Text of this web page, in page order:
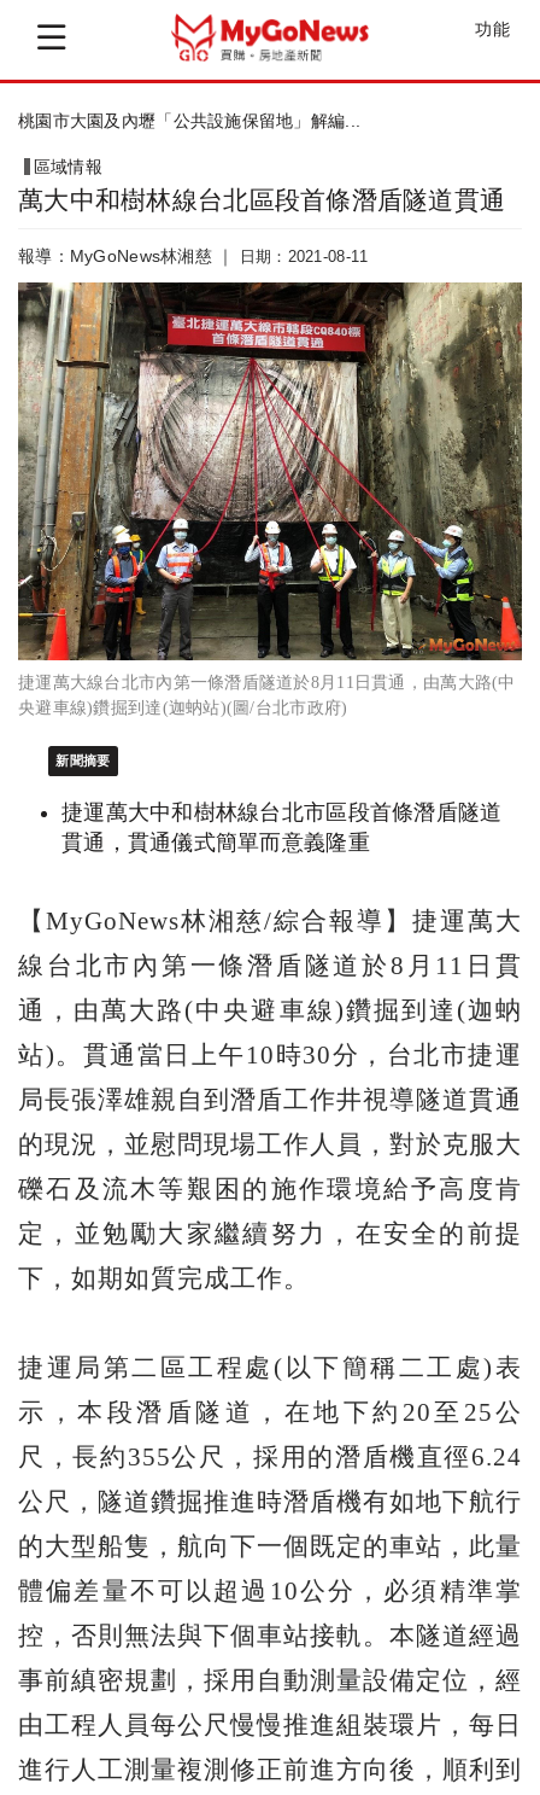
功能
北市勞安獎 社宅共5案獲10座獎項
區域情報
萬大中和樹林線台北區段首條潛盾隧道貫通
報導：MyGoNews林湘慈 ｜ 日期：2021-08-11
捷運萬大線台北市內第一條潛盾隧道於8月11日貫通，由萬大路(中
央避車線)鑽掘到達(迦蚋站)(圖/台北市政府)
新聞摘要
捷運萬大中和樹林線台北市區段首條潛盾隧道
貫通，貫通儀式簡單而意義隆重
【MyGoNews林湘慈/綜合報導】捷運萬大
線台北市內第一條潛盾隧道於8月11日貫
通，由萬大路(中央避車線)鑽掘到達(迦蚋
站)。貫通當日上午10時30分，台北市捷運
局長張澤雄親自到潛盾工作井視導隧道貫通
的現況，並慰問現場工作人員，對於克服大
礫石及流木等艱困的施作環境給予高度肯
定，並勉勵大家繼續努力，在安全的前提
下，如期如質完成工作。
捷運局第二區工程處(以下簡稱二工處)表
示，本段潛盾隧道，在地下約20至25公
尺，長約355公尺，採用的潛盾機直徑6.24
公尺，隧道鑽掘推進時潛盾機有如地下航行
的大型船隻，航向下一個既定的車站，此量
體偏差量不可以超過10公分，必須精準掌
控，否則無法與下個車站接軌。本隧道經過
事前縝密規劃，採用自動測量設備定位，經
由工程人員每公尺慢慢推進組裝環片，每日
進行人工測量複測修正前進方向後，順利到